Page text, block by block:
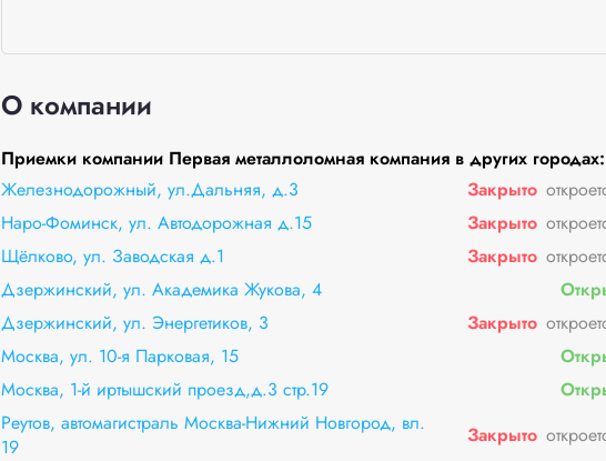
О компании
Приемки компании Первая металлоломная компания в других городах:
Железнодорожный, ул.Дальняя, д.3
Закрыто
Наро-Фоминск, ул. Автодорожная д.15 Закрыто
Щёлково, ул. Заводская д.1 Закрыто
Дзержинский, ул. Академика Жукова, 4
Дзержинский, ул. Энергетиков, 3 Закрыто
Москва, ул. 10-я Парковая, 15
Москва, 1-й иртышский проезд,д.3 стр.19
Реутов, автомагистраль Москва-Нижний Новгород, вл.
19
Закрыто